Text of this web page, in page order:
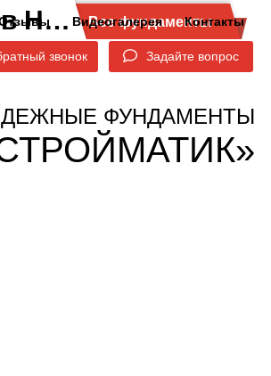
Видеогалерея Контакты
звонок Задайте вопрос
+
ФУНДАМЕНТЫ
Все фундаменты
Фундамент для дома и бани на забивных ж/б сваях в Новодугино